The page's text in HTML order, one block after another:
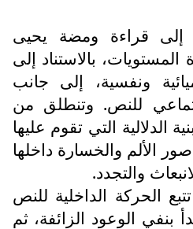
قراءة ومضة يحيى
بالاستناد إلى
ونفسية، إلى جانب
للنص. وتنطلق من
الدلالية التي تقوم عليها
الألم والخسارة داخلها
والتجدد.
الحركة الداخلية للنص
بنفي الوعود الزائفة، ثم